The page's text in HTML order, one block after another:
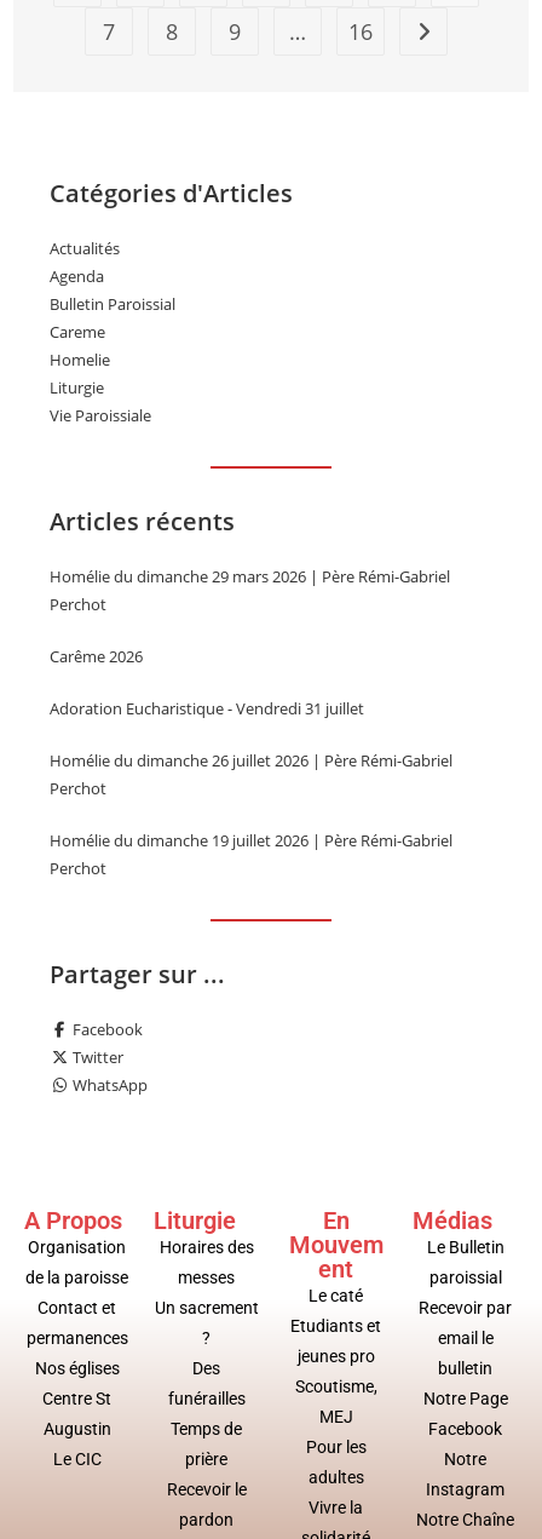
7
8 9 … 16
Catégories d'Articles
Actualités
Agenda
Bulletin Paroissial
Careme
Homelie
Liturgie
Vie Paroissiale
Articles récents
Homélie du dimanche 29 mars 2026 | Père Rémi-Gabriel
Perchot
Carême 2026
Adoration Eucharistique - Vendredi 31 juillet
Homélie du dimanche 26 juillet 2026 | Père Rémi-Gabriel
Perchot
Homélie du dimanche 19 juillet 2026 | Père Rémi-Gabriel
Perchot
Partager sur ...
Facebook
Twitter
WhatsApp
A Propos
Organisation
de la paroisse
Contact et
permanences
Nos églises
Centre St
Augustin
Le CIC
Liturgie
Horaires des
messes
Un sacrement
?
Des
funérailles
Temps de
prière
Recevoir le
pardon
En
Mouvem
ent
Le caté
Etudiants et
jeunes pro
Scoutisme,
MEJ
Pour les
adultes
Vivre la
Médias
Le Bulletin
paroissial
Recevoir par
email le
bulletin
Notre Page
Facebook
Notre
Instagram
Notre Chaîne